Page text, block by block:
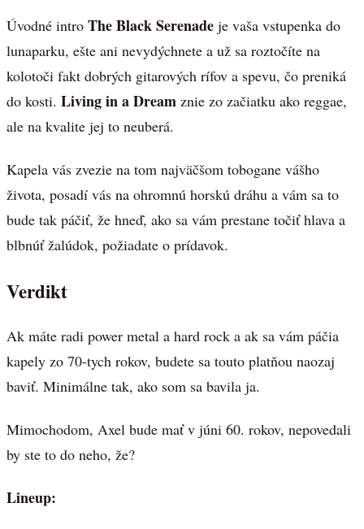
Úvodné intro The Black Serenade je vaša vstupenka do
lunaparku, ešte ani nevydýchnete a už sa roztočíte na
kolotoči fakt dobrých gitarových rífov a spevu, čo preniká
do kosti. Living in a Dream znie zo začiatku ako reggae,
ale na kvalite jej to neuberá.
Kapela vás zvezie na tom najväčšom tobogane vášho
života, posadí vás na ohromnú horskú dráhu a vám sa to
bude tak páčiť, že hneď, ako sa vám prestane točiť hlava a
blbnúť žalúdok, požiadate o prídavok.
Verdikt
Ak máte radi power metal a hard rock a ak sa vám páčia
kapely zo 70-tych rokov, budete sa touto platňou naozaj
baviť. Minimálne tak, ako som sa bavila ja.
Mimochodom, Axel bude mať v júni 60. rokov, nepovedali
by ste to do neho, že?
Lineup: